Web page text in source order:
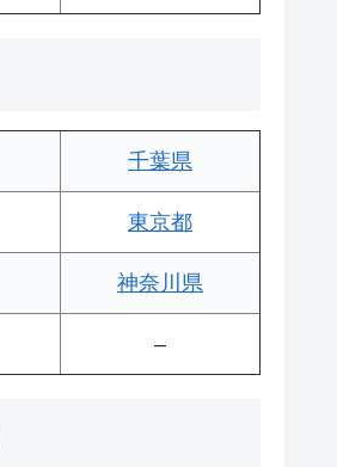
千葉県
東京都
神奈川県
–